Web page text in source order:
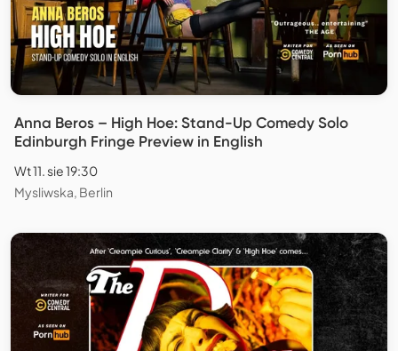
Anna Beros – High Hoe: Stand-Up Comedy Solo
Edinburgh Fringe Preview in English
Wt 11. sie 19:30
Mysliwska, Berlin